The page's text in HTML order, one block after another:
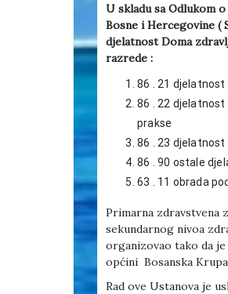
U skladu sa Odlukom
Bosne i Hercegovine (
djelatnost Doma
razrede :
86 . 21 djelatnost
86 . 22
prakse
86 . 23
86 . 90 ostale
63 . 11 obrada
Primarna zdravstvena
sekundarnog nivoa
organizovao tako da
općini Bosanska
Rad ove Ustanova je